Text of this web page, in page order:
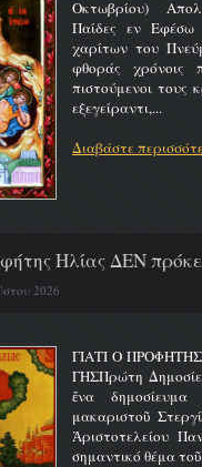
Οκτωβρίου)
Παίδες εν Εφέσω
χαρίτων του
φθοράς χρόνοις
πιστούμενοι
εξεγείραντι,...
Διαβάστε
Ηλίας ΔΕΝ
2026
ΓΙΑΤΙ Ο
ΓΗΣΠρώτη
ἕνα
μακαριστοῦ
Ἀριστοτελείου
σημαντικό θέμα